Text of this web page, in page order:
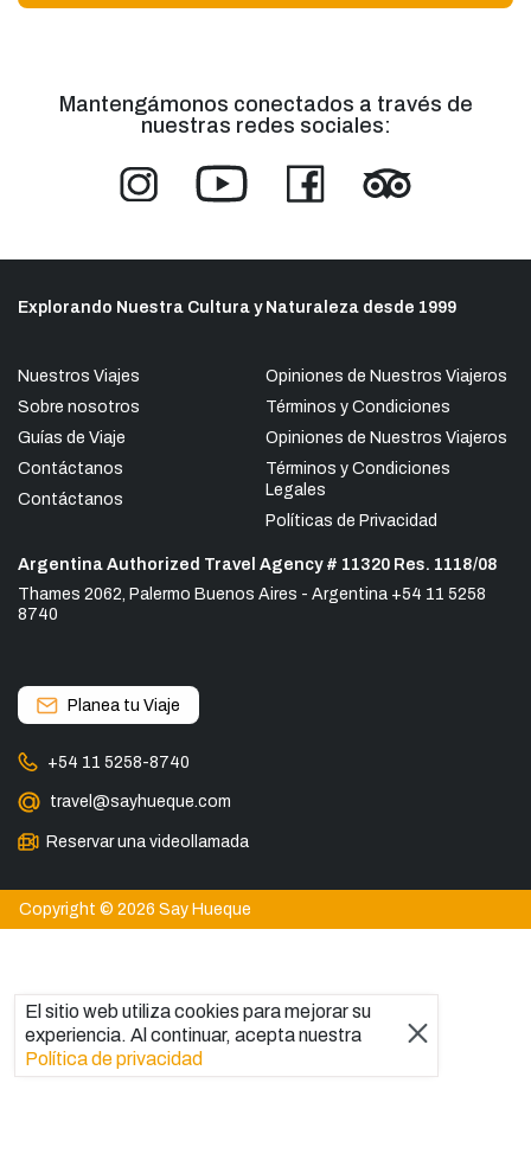
Mantengámonos conectados a través de
nuestras redes sociales:
Explorando Nuestra Cultura y Naturaleza desde 1999
Nuestros Viajes
Sobre nosotros
Guías de Viaje
Contáctanos
Contáctanos
Opiniones de Nuestros Viajeros
Términos y Condiciones
Opiniones de Nuestros Viajeros
Términos y Condiciones
Legales
Políticas de Privacidad
Argentina Authorized Travel Agency # 11320 Res. 1118/08
Thames 2062, Palermo Buenos Aires - Argentina +54 11 5258
8740
Planea tu Viaje
+54 11 5258-8740
travel@sayhueque.com
Reservar una videollamada
Copyright © 2026 Say Hueque
El sitio web utiliza cookies para mejorar su
experiencia. Al continuar, acepta nuestra
Política de privacidad